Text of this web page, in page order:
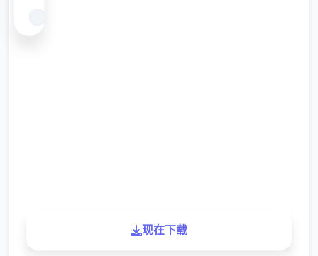
现在下载